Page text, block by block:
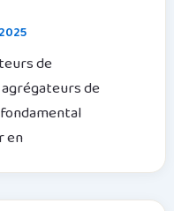
de
de
en